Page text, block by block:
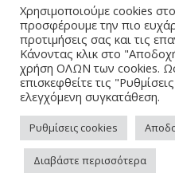
Τομέας Γραμμάτων και
Τροχονομία
Copyright 2026 © Δήμος
NETinfo Plc
Χρησιμοποιούμε cookies
προσφέρουμε την πιο
προτιμήσεις σας και τις
Κάνοντας κλικ στο
χρήση ΟΛΩΝ των cookies.
επισκεφθείτε τις
ελεγχόμενη συγκατάθεση.
Ρυθμίσεις cookies
Διαβάστε περισσότερα